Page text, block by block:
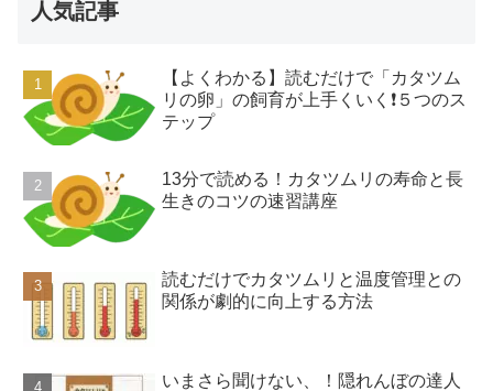
人気記事
【よくわかる】読むだけで「カタツム
リの卵」の飼育が上手くいく❗️５つのス
テップ
13分で読める！カタツムリの寿命と長
生きのコツの速習講座
読むだけでカタツムリと温度管理との
関係が劇的に向上する方法
いまさら聞けない、！隠れんぼの達人